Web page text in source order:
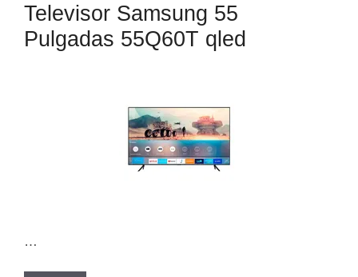
r
í
Televisor Samsung 55
Pulgadas 55Q60T qled
…